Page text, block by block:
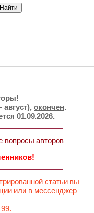
окончен.
01.09.2026.
вопросы авторов
статьи вы
или в мессенджер